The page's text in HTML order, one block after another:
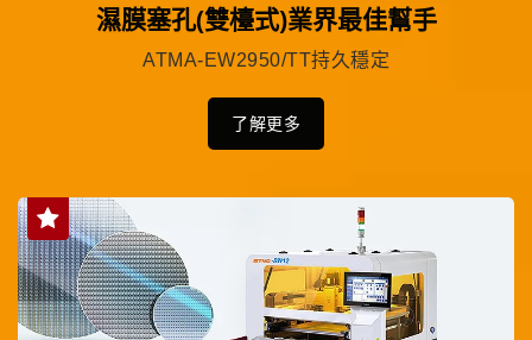
濕膜塞孔(雙檯式)業界最佳幫手
ATMA-EW2950/TT持久穩定
了解更多